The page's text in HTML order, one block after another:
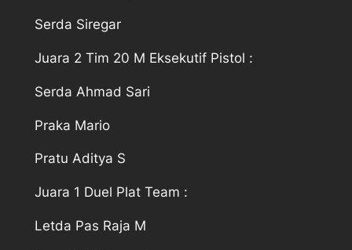
Serda Siregar
Juara 2 Tim 20 M Eksekutif Pistol :
Serda Ahmad Sari
Praka Mario
Pratu Aditya S
Juara 1 Duel Plat Team :
Letda Pas Raja M